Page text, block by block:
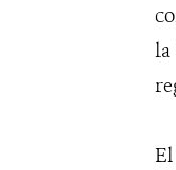
la